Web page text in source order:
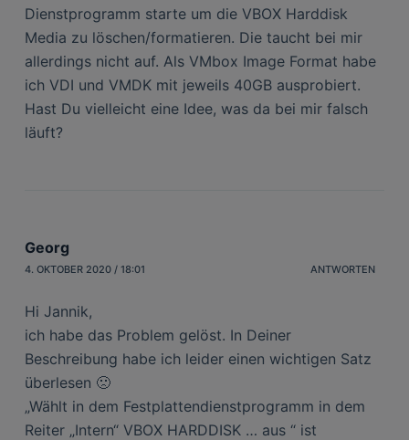
Dienstprogramm starte um die VBOX Harddisk
Media zu löschen/formatieren. Die taucht bei mir
allerdings nicht auf. Als VMbox Image Format habe
ich VDI und VMDK mit jeweils 40GB ausprobiert.
Hast Du vielleicht eine Idee, was da bei mir falsch
läuft?
Georg
4. OKTOBER 2020 / 18:01 ANTWORTEN
Hi Jannik,
ich habe das Problem gelöst. In Deiner
Beschreibung habe ich leider einen wichtigen Satz
überlesen 🙁
„Wählt in dem Festplattendienstprogramm in dem
Reiter „Intern“ VBOX HARDDISK … aus “ ist